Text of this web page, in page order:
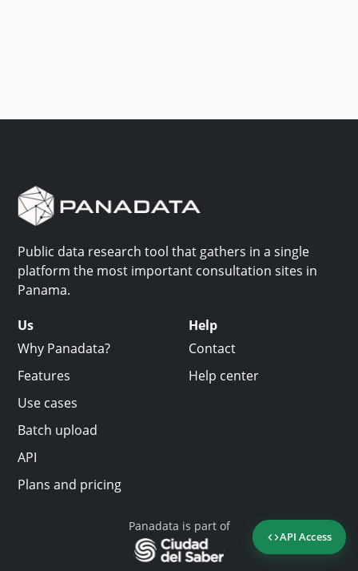
API Access
Public data research tool that gathers in a single
platform the most important consultation sites in
Panama.
Us
Why Panadata?
Features
Use cases
Batch upload
API
Plans and pricing
Help
Contact
Help center
Panadata is part of